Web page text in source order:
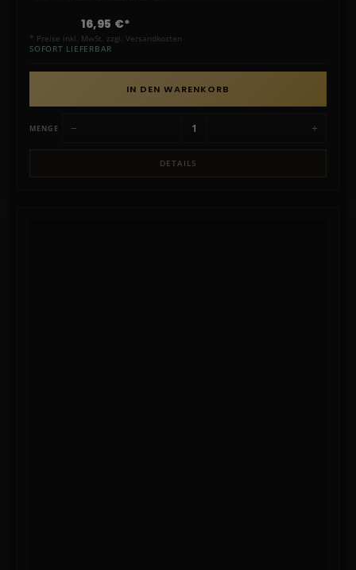
16,95 €*
* Preise inkl. MwSt. zzgl. Versandkosten
SOFORT LIEFERBAR
MENGE − +
IN DEN WARENKORB
DETAILS